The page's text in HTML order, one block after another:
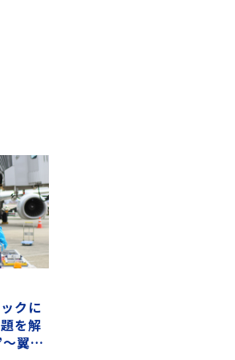
クに
を解
翼の